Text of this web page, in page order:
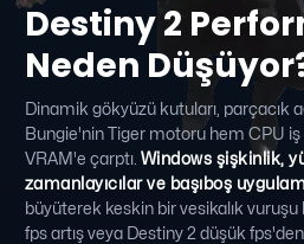
Destiny 2
Neden
Dinamik gökyüzü kutuları, parçacık
Bungie'nin Tiger motoru hem CPU iş
VRAM'e çarptı. Windows şişkinlik,
zamanlayıcılar ve başıboş
büyüterek keskin bir vesikalık
fps artış veya Destiny 2 düşük